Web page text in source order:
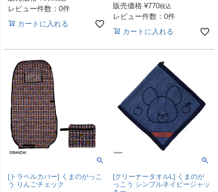
レビュー件数：0件
カートに入れる
販売価格 ¥770税込
レビュー件数：0件
カートに入れる
[トラベルカバー] くまのがっこ
う りんごチェック
[クリーナータオルL] くまのが
っこう シンプルネイビージャッ